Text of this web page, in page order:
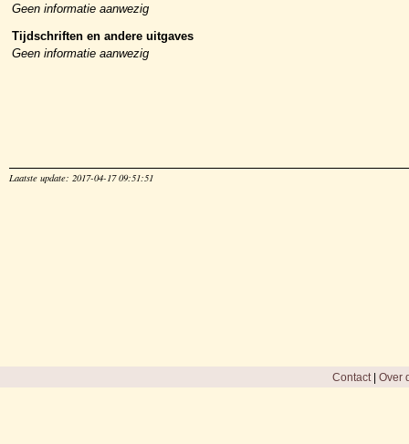
Geen informatie aanwezig
Tijdschriften en andere uitgaves
Geen informatie aanwezig
Laatste update: 2017-04-17 09:51:51
Contact| Over